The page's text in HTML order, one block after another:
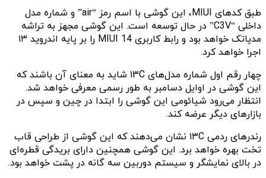
طبق کدهای MIUI، این گوشی با اسم رمز “air” و شماره مدل
داخلی “C3V” در حال توسعه است. این گوشی مجهز به تراشه
مدیاتک خواهد بود و رابط کاربری MIUI 14 را بر پایه اندروید ۱۳
اجرا خواهد کرد.
چهار رقم اول شماره مدل‌های ۱۳C شاید به معنای آن باشند که
این گوشی در اوایل دسامبر به طور رسمی معرفی خواهد شد.
انتظار می‌رود شیائومی این گوشی را ابتدا در چین و سپس در
بازارهای دیگر عرضه کند.
رندرهای ردمی ۱۳C نشان می‌دهند که این گوشی از طراحی قاب
تخت بهره خواهد برد. این گوشی همچنین دارای بریدگی قطره‌ای
در بالای نمایشگر و سیستم دوربین سه گانه در پشت خواهد بود.